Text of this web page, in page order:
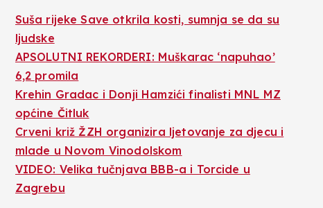
Suša rijeke Save otkrila kosti, sumnja se da su
ljudske
APSOLUTNI REKORDERI: Muškarac ‘napuhao’
6,2 promila
Krehin Gradac i Donji Hamzići finalisti MNL MZ
općine Čitluk
Crveni križ ŽZH organizira ljetovanje za djecu i
mlade u Novom Vinodolskom
VIDEO: Velika tučnjava BBB-a i Torcide u
Zagrebu